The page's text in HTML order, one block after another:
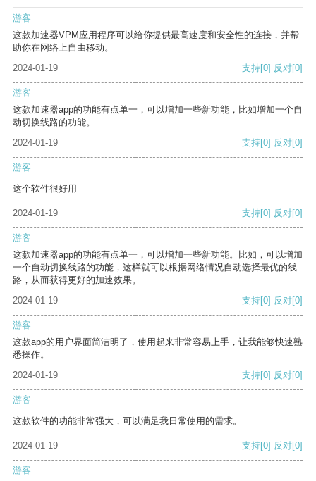
游客
这款加速器VPM应用程序可以给你提供最高速度和安全性的连接，并帮
助你在网络上自由移动。
2024-01-19
支持[0] 反对[0]
游客
这款加速器app的功能有点单一，可以增加一些新功能，比如增加一个自
动切换线路的功能。
2024-01-19
支持[0] 反对[0]
游客
这个软件很好用
2024-01-19 支持[0] 反对[0]
游客
这款加速器app的功能有点单一，可以增加一些新功能。比如，可以增加
一个自动切换线路的功能，这样就可以根据网络情况自动选择最优的线
路，从而获得更好的加速效果。
2024-01-19
支持[0] 反对[0]
游客
这款app的用户界面简洁明了，使用起来非常容易上手，让我能够快速熟
悉操作。
2024-01-19
支持[0] 反对[0]
游客
这款软件的功能非常强大，可以满足我日常使用的需求。
2024-01-19 支持[0] 反对[0]
游客